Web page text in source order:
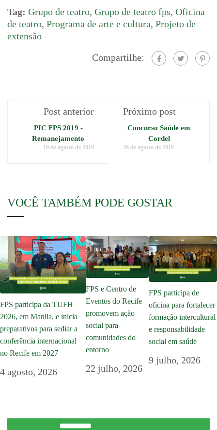
Tag: Grupo de teatro, Grupo de teatro fps, Oficina
de teatro, Programa de arte e cultura, Projeto de
extensão
Compartilhe:
Post anterior
PIC FPS 2019 -
Remanejamento
19 de agosto de 2019
Próximo post
Concurso Saúde em
Cordel
26 de agosto de 2019
VOCÊ TAMBÉM PODE GOSTAR
FPS participa da TUFH
2026, em Manila, e inicia
preparativos para sediar a
conferência internacional
no Recife em 2027
4 agosto, 2026
FPS e Centro de
Eventos do Recife
promovem ação
social para
comunidades do
entorno
22 julho, 2026
FPS participa de
oficina para fortalecer
formação intercultural
e responsabilidade
social em saúde
9 julho, 2026